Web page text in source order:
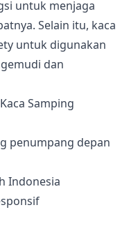
untuk menjaga
Selain itu, kaca
untuk digunakan
dan
penumpang depan
Indonesia